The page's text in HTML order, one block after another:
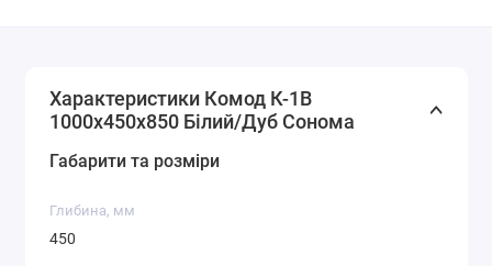
Характеристики Комод К-1В
1000x450x850 Білий/Дуб Сонома
Габарити та розміри
Глибина, мм
450